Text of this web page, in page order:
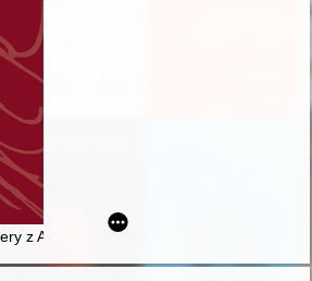
z Archiwum Sobieskich w Oławie. T. 2,